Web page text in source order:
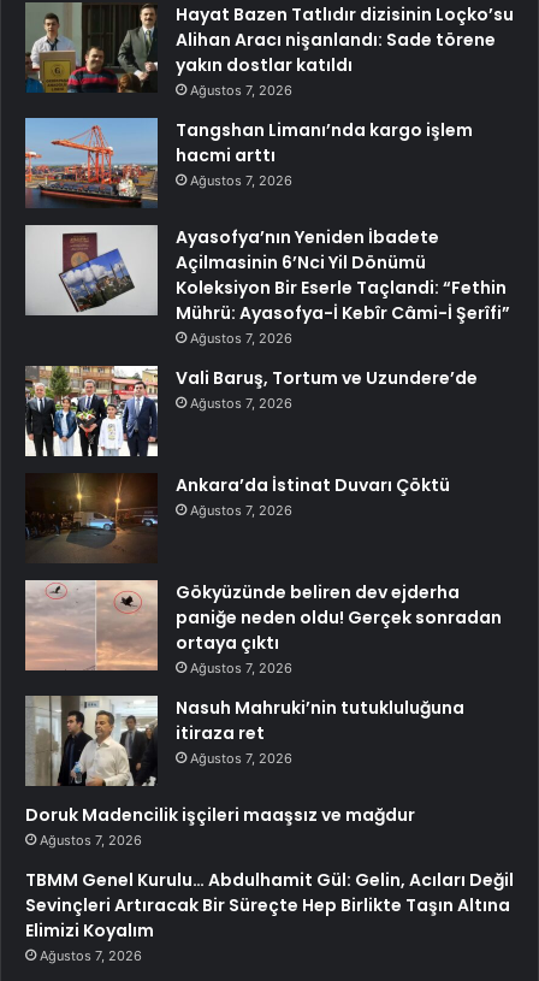
Hayat Bazen Tatlıdır dizisinin Loçko’su
Alihan Aracı nişanlandı: Sade törene
yakın dostlar katıldı
Ağustos 7, 2026
Tangshan Limanı’nda kargo işlem
hacmi arttı
Ağustos 7, 2026
Ayasofya’nın Yeniden İbadete
Açilmasinin 6’Nci Yil Dönümü
Koleksiyon Bir Eserle Taçlandi: “Fethin
Mührü: Ayasofya-İ Kebîr Câmi-İ Şerîfi”
Ağustos 7, 2026
Vali Baruş, Tortum ve Uzundere’de
Ağustos 7, 2026
Ankara’da İstinat Duvarı Çöktü
Ağustos 7, 2026
Gökyüzünde beliren dev ejderha
paniğe neden oldu! Gerçek sonradan
ortaya çıktı
Ağustos 7, 2026
Nasuh Mahruki’nin tutukluluğuna
itiraza ret
Ağustos 7, 2026
Doruk Madencilik işçileri maaşsız ve mağdur
Ağustos 7, 2026
TBMM Genel Kurulu… Abdulhamit Gül: Gelin, Acıları Değil
Sevinçleri Artıracak Bir Süreçte Hep Birlikte Taşın Altına
Elimizi Koyalım
Ağustos 7, 2026